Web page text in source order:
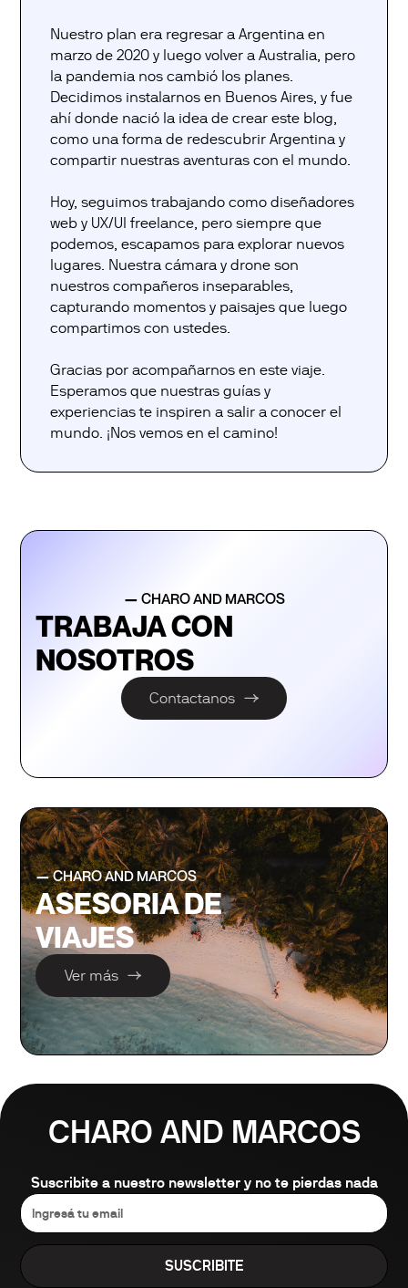
Nuestro plan era regresar a Argentina en
marzo de 2020 y luego volver a Australia, pero
la pandemia nos cambió los planes.
Decidimos instalarnos en Buenos Aires, y fue
ahí donde nació la idea de crear este blog,
como una forma de redescubrir Argentina y
compartir nuestras aventuras con el mundo.
Hoy, seguimos trabajando como diseñadores
web y UX/UI freelance, pero siempre que
podemos, escapamos para explorar nuevos
lugares. Nuestra cámara y drone son
nuestros compañeros inseparables,
capturando momentos y paisajes que luego
compartimos con ustedes.
Gracias por acompañarnos en este viaje.
Esperamos que nuestras guías y
experiencias te inspiren a salir a conocer el
mundo. ¡Nos vemos en el camino!
— CHARO AND MARCOS
TRABAJA CON
NOSOTROS
Contactanos
—CHARO AND MARCOS
ASESORIA DE
VIAJES
Ver más
CHARO AND MARCOS
Suscribite a nuestro newsletter y no te pierdas nada
SUSCRIBITE